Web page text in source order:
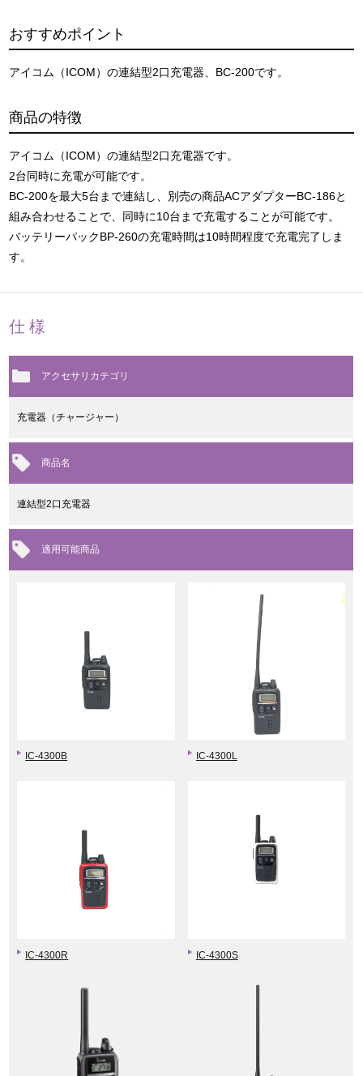
おすすめポイント
アイコム（ICOM）の連結型2口充電器、BC-200です。
商品の特徴
アイコム（ICOM）の連結型2口充電器です。
2台同時に充電が可能です。
BC-200を最大5台まで連結し、別売の商品ACアダプターBC-186と
組み合わせることで、同時に10台まで充電することが可能です。
バッテリーパックBP-260の充電時間は10時間程度で充電完了しま
す。
仕様
アクセサリカテゴリ
充電器（チャージャー）
商品名
連結型2口充電器
適用可能商品
IC-4300B IC-4300L
IC-4300R IC-4300S